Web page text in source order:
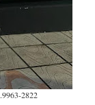
2822